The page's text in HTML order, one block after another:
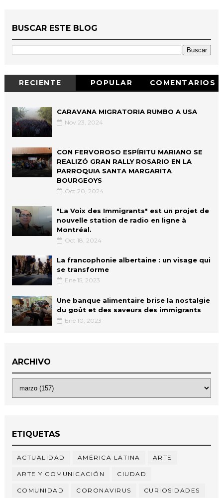
BUSCAR ESTE BLOG
RECIENTE POPULAR COMENTARIOS
CARAVANA MIGRATORIA RUMBO A USA
Nov 23, 2024
CON FERVOROSO ESPÍRITU MARIANO SE
REALIZÓ GRAN RALLY ROSARIO EN LA
PARROQUIA SANTA MARGARITA
BOURGEOYS
Oct 20, 2024
"La Voix des Immigrants" est un projet de
nouvelle station de radio en ligne à
Montréal.
Oct 18, 2024
La francophonie albertaine : un visage qui
se transforme
Ene 15, 2023
Une banque alimentaire brise la nostalgie
du goût et des saveurs des immigrants
Ene 10, 2023
ARCHIVO
ETIQUETAS
ACTUALIDAD AMÉRICA LATINA ARTE
ARTE Y COMUNICACIÓN CIUDAD
COMUNIDAD CORONAVIRUS CURIOSIDADES